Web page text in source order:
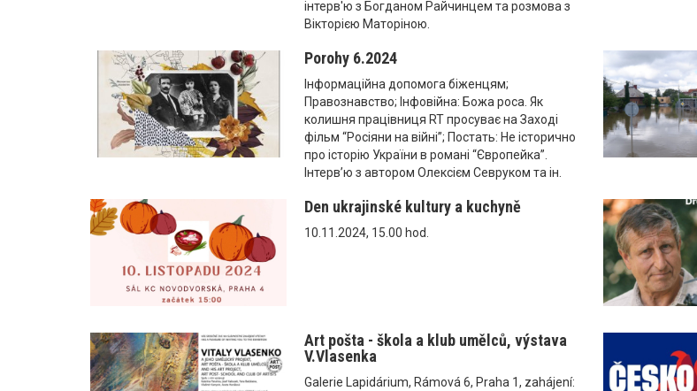
інтерв'ю з Богданом Райчинцем та розмова з
Вікторією Маторіною.
Porohy 6.2024
Інформаційна допомога біженцям;
Правознавство; Інфовійна: Божа роса. Як
колишня працівниця RT просуває на Заході
фільм “Росіяни на війні”; Постать: Не історично
про історію України в романі “Європейка”.
Інтерв’ю з автором Олексієм Севруком та ін.
Den ukrajinské kultury a kuchyně
10.11.2024, 15.00 hod.
Art pošta - škola a klub umělců, výstava
V.Vlasenka
Galerie Lapidárium, Rámová 6, Praha 1, zahájení: